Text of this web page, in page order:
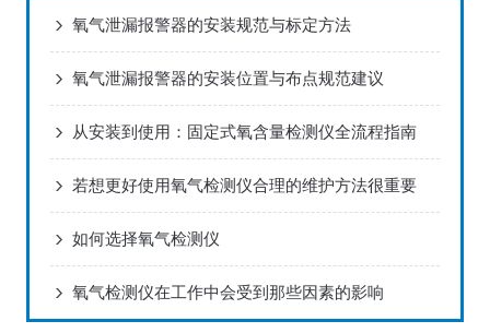
氧气泄漏报警器的安装规范与标定方法
氧气泄漏报警器的安装位置与布点规范建议
从安装到使用：固定式氧含量检测仪全流程指南
若想更好使用氧气检测仪合理的维护方法很重要
如何选择氧气检测仪
氧气检测仪在工作中会受到那些因素的影响